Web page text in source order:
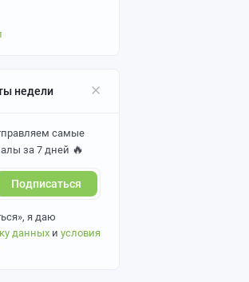
недели
самые
за 7 дней 🔥
Подписаться
я даю
данных и условия